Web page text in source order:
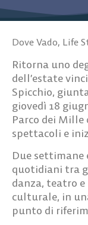
Dove Vado, Life
Ritorna uno
dell’estate
Spicchio,
giovedì 18
Parco dei
spettacoli e
Due
quotidiani tra
danza, teatro
culturale, in
punto di